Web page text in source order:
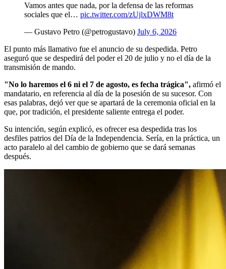
Vamos antes que nada, por la defensa de las reformas
sociales que el… pic.twitter.com/zUjlxDWM8t
— Gustavo Petro (@petrogustavo) July 6, 2026
El punto más llamativo fue el anuncio de su despedida. Petro
aseguró que se despedirá del poder el 20 de julio y no el día de la
transmisión de mando.
"No lo haremos el 6 ni el 7 de agosto, es fecha trágica", afirmó el
mandatario, en referencia al día de la posesión de su sucesor. Con
esas palabras, dejó ver que se apartará de la ceremonia oficial en la
que, por tradición, el presidente saliente entrega el poder.
Su intención, según explicó, es ofrecer esa despedida tras los
desfiles patrios del Día de la Independencia. Sería, en la práctica, un
acto paralelo al del cambio de gobierno que se dará semanas
después.